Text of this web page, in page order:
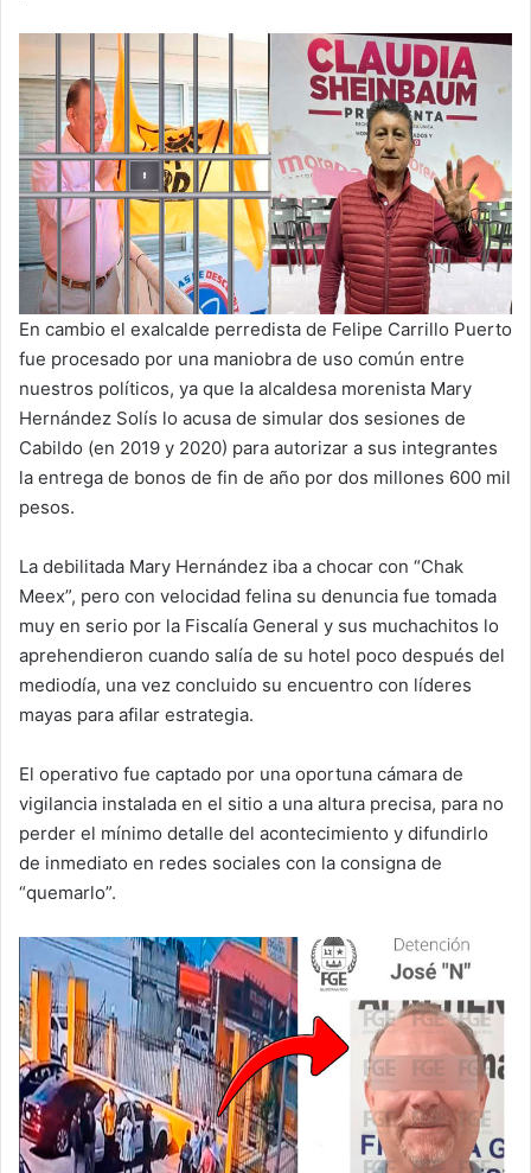
En cambio el exalcalde perredista de Felipe Carrillo Puerto
fue procesado por una maniobra de uso común entre
nuestros políticos, ya que la alcaldesa morenista Mary
Hernández Solís lo acusa de simular dos sesiones de
Cabildo (en 2019 y 2020) para autorizar a sus integrantes
la entrega de bonos de fin de año por dos millones 600 mil
pesos.
La debilitada Mary Hernández iba a chocar con “Chak
Meex”, pero con velocidad felina su denuncia fue tomada
muy en serio por la Fiscalía General y sus muchachitos lo
aprehendieron cuando salía de su hotel poco después del
mediodía, una vez concluido su encuentro con líderes
mayas para afilar estrategia.
El operativo fue captado por una oportuna cámara de
vigilancia instalada en el sitio a una altura precisa, para no
perder el mínimo detalle del acontecimiento y difundirlo
de inmediato en redes sociales con la consigna de
“quemarlo”.